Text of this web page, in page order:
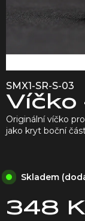
SMX1-SR-S-03
Víčko
348
Skladem
Originální víčko
jako kryt boční